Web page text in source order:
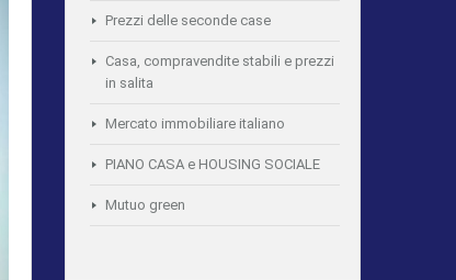
Prezzi delle seconde case
Casa, compravendite stabili e prezzi
in salita
Mercato immobiliare italiano
PIANO CASA e HOUSING SOCIALE
Mutuo green